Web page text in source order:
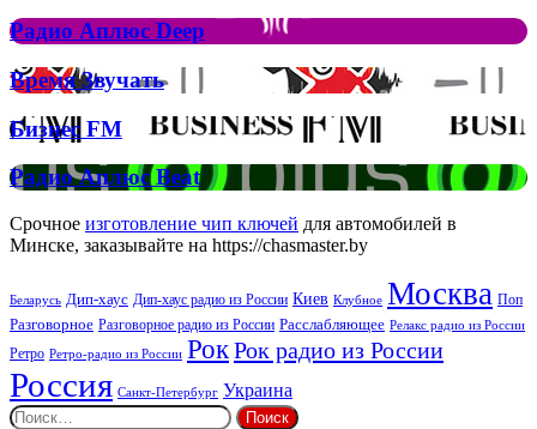
Джона
та
Брітні
Спірс
Рок
Радио
Аплюс
Deep
Радио Аплюс Deep
Время
Звучать
Время Звучать
Бизнес
Бизнес FM
Радио
Аплюс
Beat
Радио Аплюс Beat
Срочное изготовление чип ключей для автомобилей в
Минске, заказывайте на https://chasmaster.by
Беларусь Дип-хаус Дип-хаус радио из России Киев Клубное Москва Поп
Разговорное Разговорное радио из России Расслабляющее Релакс радио из России
Ретро Ретро-радио из России РокРок радио из России
Россия Санкт-Петербург Украина
Найти: